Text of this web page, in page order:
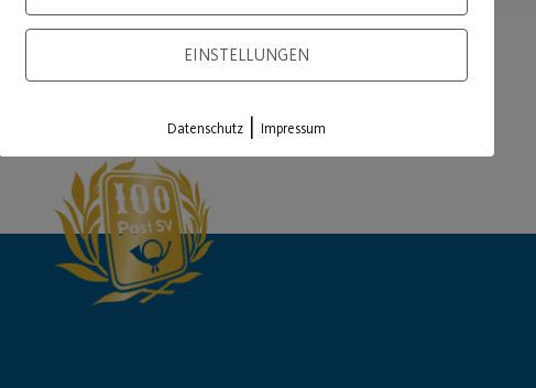
EINSTELLUNGEN
Datenschutz | Impressum